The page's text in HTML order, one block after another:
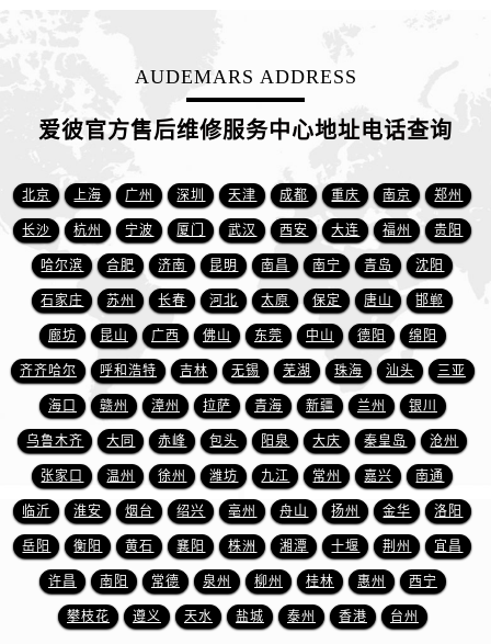
安徽省池州市贵池区长江路爱彼售后服务中心（需提前预约）
安徽省阜阳市颍州区颍州北路爱彼售后服务中心（需提前预约）
安徽省淮北市相山区淮海路爱彼售后服务中心（需提前预约）
安徽省淮南市田家庵区国庆中路爱彼售后服务中心（需提前预约）
安徽省黄山市屯溪区黄山西路爱彼售后服务中心（需提前预约）
安徽省六安市金安区解放中路爱彼售后服务中心（需提前预约）
安徽省马鞍山市雨山区湖南西路爱彼售后服务中心（需提前预约）
安徽省宿州市埇桥区人民中路爱彼售后服务中心（需提前预约）
安徽省铜陵市铜官区石城大道爱彼售后服务中心（需提前预约）
安徽省芜湖市镜湖区中山路步行街爱彼售后服务中心（需提前预约）
安徽省宣城市宣州区叠嶂西路爱彼售后服务中心（需提前预约）
福建省龙岩市新罗区九一南路爱彼售后服务中心（需提前预约）
福建省南平市建阳区人民西路爱彼售后服务中心（需提前预约）
福建省宁德市蕉城区天湖东路爱彼售后服务中心（需提前预约）
AUDEMARS ADDRESS
爱彼官方售后维修服务中心地址电话查询
北京 上海 广州 深圳 天津 成都 重庆 南京 郑州
长沙 杭州 宁波 厦门 武汉 西安 大连 福州 贵阳
哈尔滨 合肥 济南 昆明 南昌 南宁 青岛 沈阳
石家庄 苏州 长春 河北 太原 保定 唐山 邯郸
廊坊 昆山 广西 佛山 东莞 中山 德阳 绵阳
齐齐哈尔 呼和浩特 吉林 无锡 芜湖 珠海 汕头 三亚
海口 赣州 漳州 拉萨 青海 新疆 兰州 银川
乌鲁木齐 大同 赤峰 包头 阳泉 大庆 秦皇岛 沧州
张家口 温州 徐州 潍坊 九江 常州 嘉兴 南通
临沂 淮安 烟台 绍兴 亳州 舟山 扬州 金华 洛阳
岳阳 衡阳 黄石 襄阳 株洲 湘潭 十堰 荆州 宜昌
许昌 南阳 常德 泉州 柳州 桂林 惠州 西宁
攀枝花 遵义 天水 盐城 泰州 香港 台州